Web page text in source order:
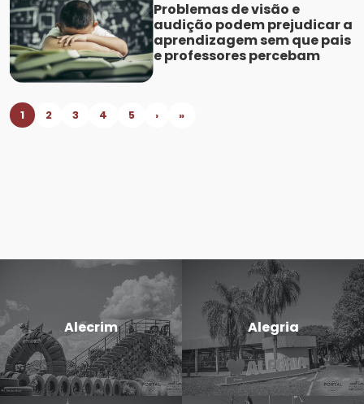
Problemas de visão e
audição podem prejudicar a
aprendizagem sem que pais
e professores percebam
1 2 3 4 5 › »
Alecrim Alegria